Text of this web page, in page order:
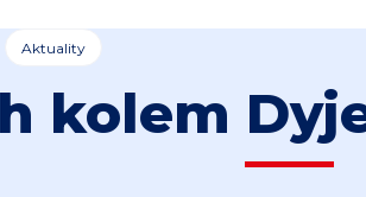
Aktuality
kolem